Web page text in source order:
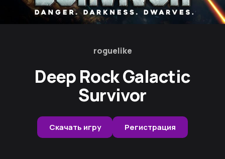
roguelike
Deep Rock Galactic
Survivor
Скачать игру Регистрация